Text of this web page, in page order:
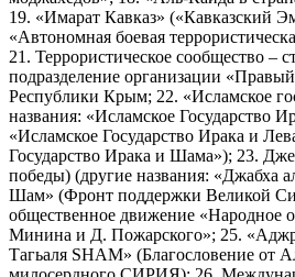
19. «Имарат Кавказ» («Кавказский
«Автономная боевая
21. Террористическое сообщество –
подразделение организации
Республики Крым; 22. «Исламское
названия: «Исламское Государство
«Исламское Государство Ирака и
Государство Ирака и Шама»); 23.
победы) (другие названия: «Джабха
Шам» (Фронт поддержки Великой
общественное движение «Народное
Минина и Д. Пожарского»; 25.
Тагьаля SHAM» (Благословение от